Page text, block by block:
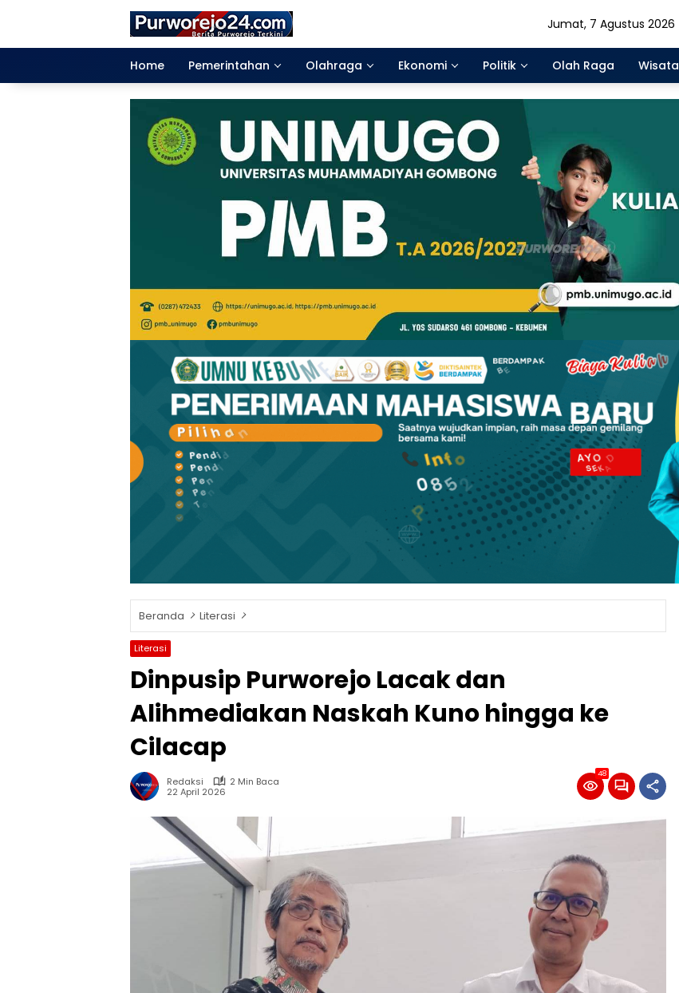
Jumat, 7 Agustus 2026
Home Pemerintahan Olahraga Ekonomi Politik Olah Raga Wisata
Beranda Literasi
Literasi
Dinpusip Purworejo Lacak dan
Alihmediakan Naskah Kuno hingga ke
Cilacap
Redaksi
2 Min Baca
22 April 2026
48